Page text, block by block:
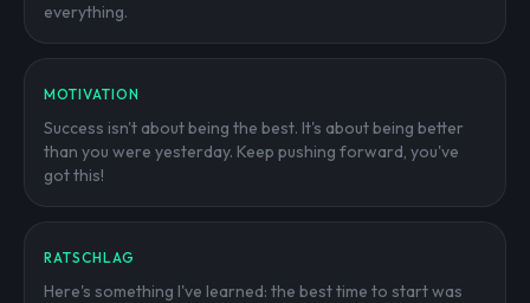
everything.
MOTIVATION
Success isn't about being the best. It's about being better
than you were yesterday. Keep pushing forward, you've
got this!
RATSCHLAG
Here's something I've learned: the best time to start was